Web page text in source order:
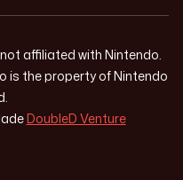
affiliated with Nintendo.
is the property of Nintendo
DoubleD Venture